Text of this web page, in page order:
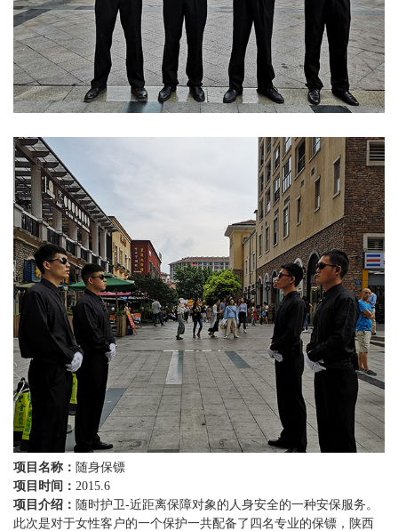
项目名称： 随身保镖
项目时间： 2015.6
项目介绍： 随时护卫-近距离保障对象的人身安全的一种安保服务。
此次是对于女性客户的一个保护一共配备了四名专业的保镖，陕西